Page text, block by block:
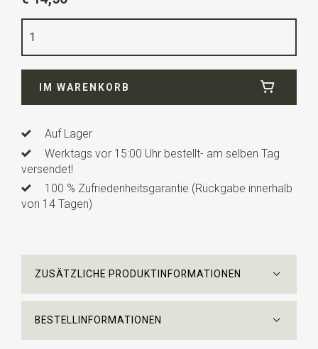
Farbe
Qualität
Länge 6 cm
IM WARENKORB
Auf Lager
Werktags vor 15:00 Uhr bestellt- am selben Tag
versendet!
100 % Zufriedenheitsgarantie (Rückgabe innerhalb
von 14 Tagen)
ZUSÄTZLICHE PRODUKTINFORMATIONEN
BESTELLINFORMATIONEN